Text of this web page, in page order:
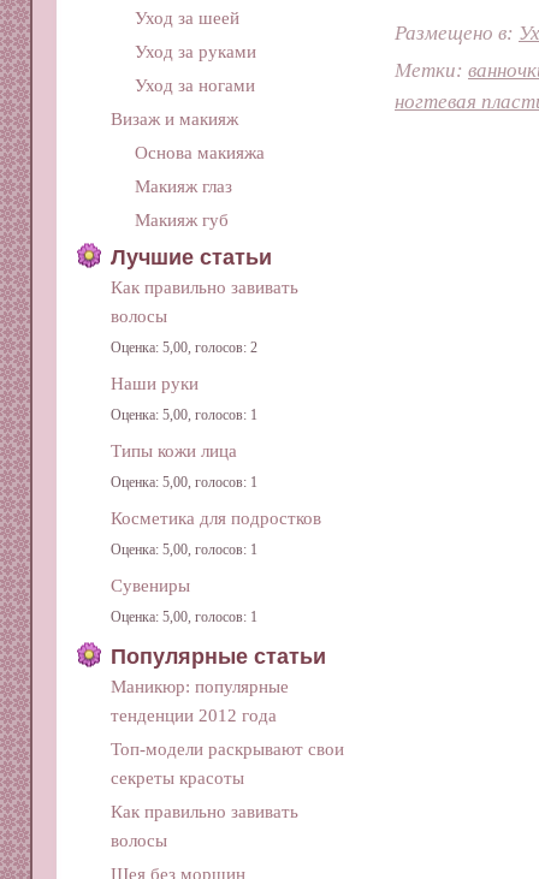
Размещено в:
Метки:
ногтевая
Уход за шеей
Уход за руками
Уход за ногами
Визаж и макияж
Основа макияжа
Макияж глаз
Макияж губ
Лучшие статьи
Как правильно завивать
волосы
Оценка: 5,00, голосов: 2
Наши руки
Оценка: 5,00, голосов: 1
Типы кожи лица
Оценка: 5,00, голосов: 1
Косметика для подростков
Оценка: 5,00, голосов: 1
Сувениры
Оценка: 5,00, голосов: 1
Популярные статьи
Маникюр: популярные
тенденции 2012 года
Топ-модели раскрывают свои
секреты красоты
Как правильно завивать
волосы
Шея без морщин